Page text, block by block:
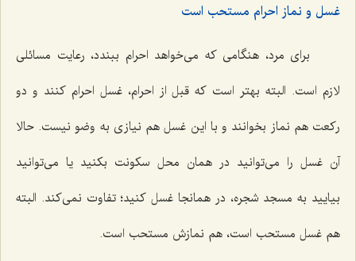
غسل و نماز احرام مستحب است
برای مرد، هنگامی که می‌خواهد احرام ببندد، رعایت مسائلی
لازم است. البته بهتر است که قبل از احرام، غسل احرام کنند و دو
رکعت هم نماز بخوانند و با این غسل هم نیازی به وضو نیست. حالا
آن غسل را می‌توانید در همان محل سکونت بکنید یا می‌توانید
بیایید به مسجد شجره، در همانجا غسل کنید؛ تفاوت نمی‌کند. البته
هم غسل مستحب است، هم نمازش مستحب است.